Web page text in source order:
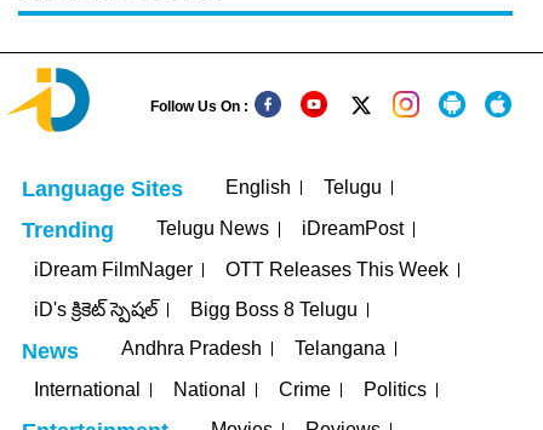
Follow Us On :
Language Sites English Telugu
Trending Telugu News
iDreamPost
iDream FilmNager
OTT Releases This Week
iD's క్రికెట్ స్పెషల్
Bigg Boss 8 Telugu
News Andhra Pradesh
Telangana
International
National Crime Politics